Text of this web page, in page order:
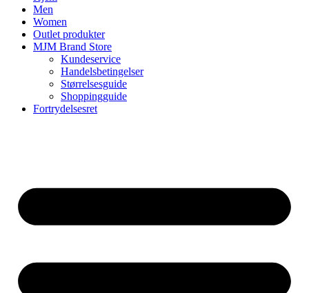
Men
Women
Outlet produkter
MJM Brand Store
Kundeservice
Handelsbetingelser
Størrelsesguide
Shoppingguide
Fortrydelsesret